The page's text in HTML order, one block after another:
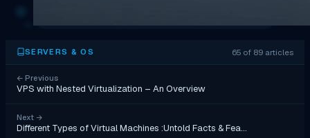
SERVERS & OS 65 of 89 articles
← Previous
VPS with Nested Virtualization – An Overview
Next →
Different Types of Virtual Machines :Untold Facts & Fea…